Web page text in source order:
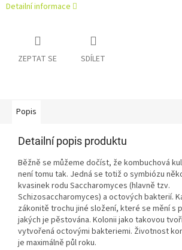
Detailní informace
ZEPTAT SE SDÍLET
Popis
Detailní popis produktu
Běžně se můžeme dočíst, že kombuchová
není tomu tak. Jedná se totiž o symbiózu
kvasinek rodu Saccharomyces (hlavně tzv.
Schizosaccharomyces) a octových bakterií.
zákonitě trochu jiné složení, které se mění s
jakých je pěstována. Kolonii jako takovou
vytvořená octovými bakteriemi. Životnost
je maximálně půl roku.